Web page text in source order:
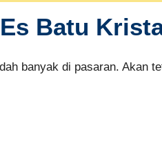
Batu
banyak di pasaran. Akan